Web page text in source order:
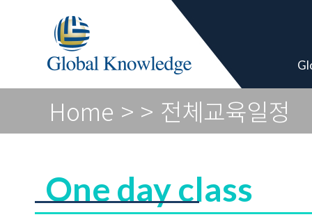
Academy
Home > > 전체교육일정
One day class